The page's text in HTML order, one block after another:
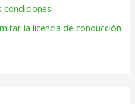
condiciones
la licencia de conducción